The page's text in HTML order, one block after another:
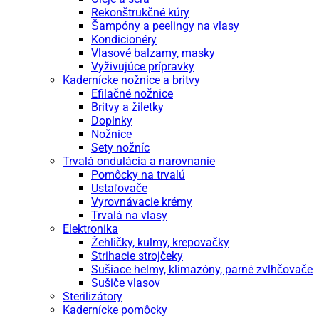
Rekonštrukčné kúry
Šampóny a peelingy na vlasy
Kondicionéry
Vlasové balzamy, masky
Vyživujúce prípravky
Kadernícke nožnice a britvy
Efilačné nožnice
Britvy a žiletky
Doplnky
Nožnice
Sety nožníc
Trvalá ondulácia a narovnanie
Pomôcky na trvalú
Ustaľovače
Vyrovnávacie krémy
Trvalá na vlasy
Elektronika
Žehličky, kulmy, krepovačky
Strihacie strojčeky
Sušiace helmy, klimazóny, parné zvlhčovače
Sušiče vlasov
Sterilizátory
Kadernícke pomôcky